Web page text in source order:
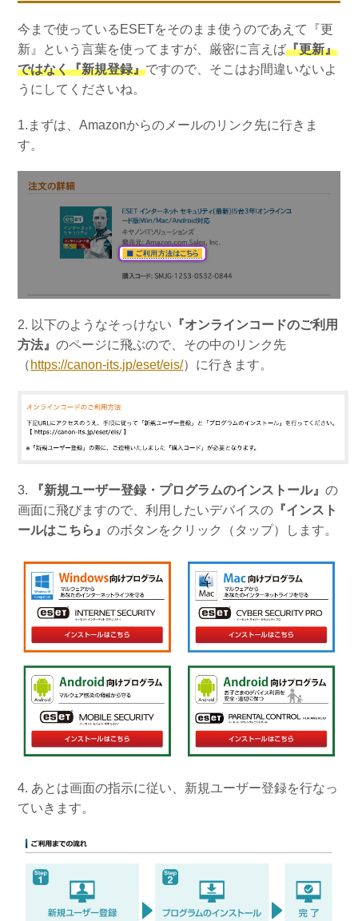
今まで使っているESETをそのまま使うのであえて『更
新』という言葉を使ってますが、厳密に言えば『更新』
ではなく『新規登録』ですので、そこはお間違いないよ
うにしてくださいね。
1.まずは、Amazonからのメールのリンク先に行きま
す。
2. 以下のようなそっけない 『オンラインコードのご利用
方法』のページに飛ぶので、その中のリンク先
（ https://canon-its.jp/eset/eis/）に行きます。
3. 『新規ユーザー登録・プログラムのインストール』の
画面に飛びますので、利用したいデバイスの 『インスト
ールはこちら』のボタンをクリック（タップ）します。
4. あとは画面の指示に従い、新規ユーザー登録を行なっ
ていきます。